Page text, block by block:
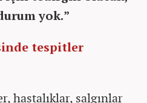
yok.”
tespitler
hastalıklar, salgınlar